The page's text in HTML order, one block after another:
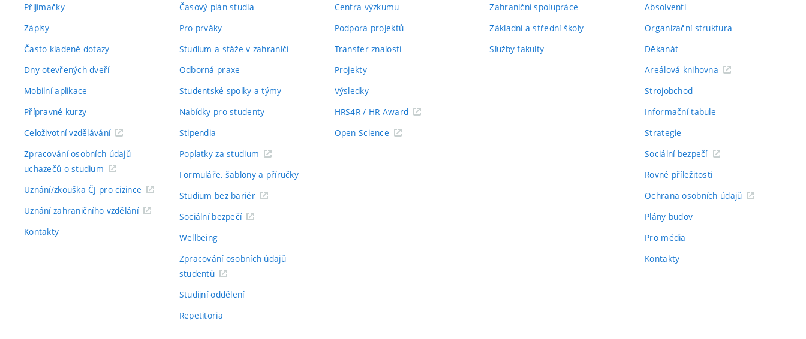
Přijímačky
Zápisy
Často kladené dotazy
Dny otevřených dveří
Mobilní aplikace
Přípravné kurzy
Celoživotní vzdělávání
Zpracování osobních údajů
uchazečů o studium
Uznání/zkouška ČJ pro cizince
Uznání zahraničního vzdělání
Kontakty
Časový plán studia
Pro prváky
Studium a stáže v zahraničí
Odborná praxe
Studentské spolky a týmy
Nabídky pro studenty
Stipendia
Poplatky za studium
Formuláře, šablony a příručky
Studium bez bariér
Sociální bezpečí
Wellbeing
Zpracování osobních údajů
studentů
Studijní oddělení
Repetitoria
Centra výzkumu
Podpora projektů
Transfer znalostí
Projekty
Výsledky
HRS4R / HR Award
Open Science
Zahraniční spolupráce
Základní a střední školy
Služby fakulty
Absolventi
Organizační struktura
Děkanát
Areálová knihovna
Strojobchod
Informační tabule
Strategie
Sociální bezpečí
Rovné příležitosti
Ochrana osobních údajů
Plány budov
Pro média
Kontakty